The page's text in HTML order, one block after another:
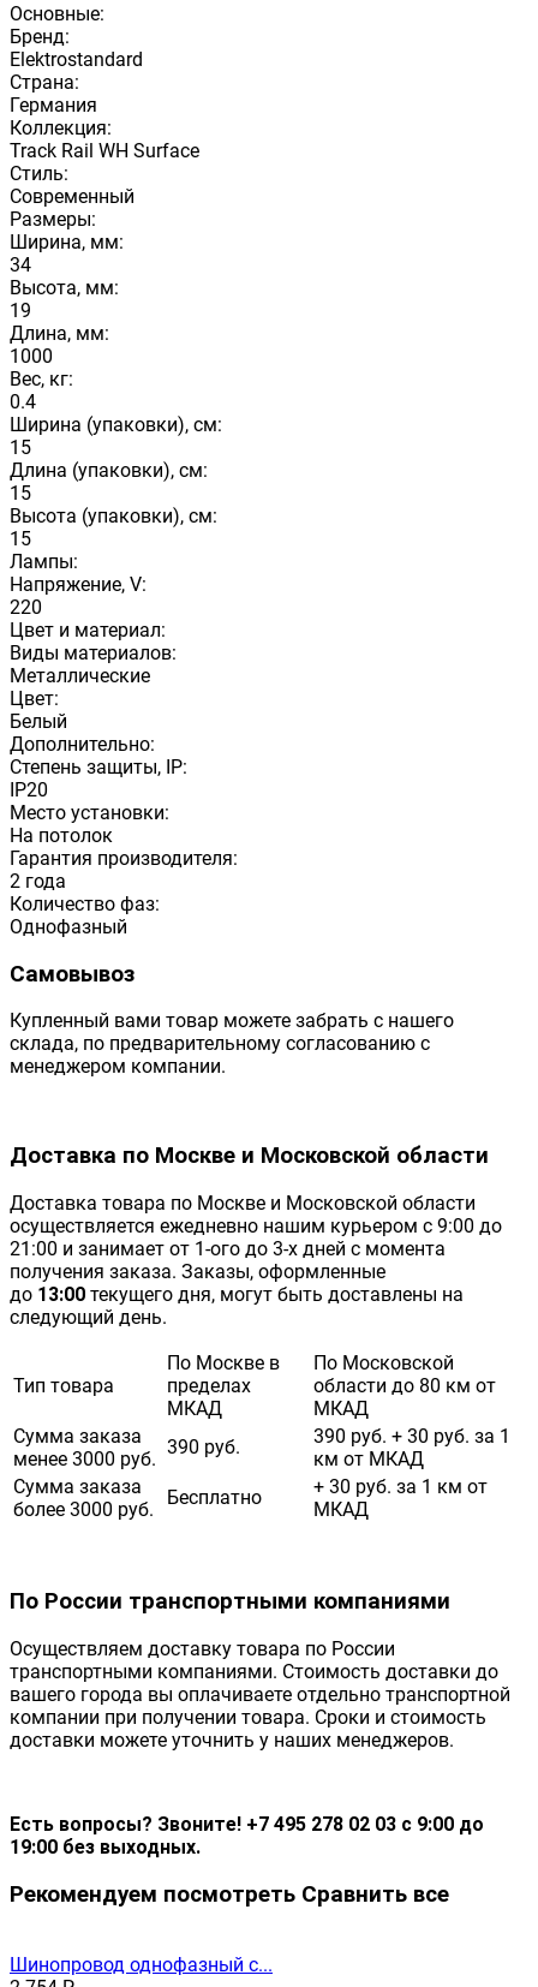
Основные:
Бренд:
Elektrostandard
Страна:
Германия
Коллекция:
Track Rail WH Surface
Стиль:
Современный
Размеры:
Ширина, мм:
34
Высота, мм:
19
Длина, мм:
1000
Вес, кг:
0.4
Ширина (упаковки), см:
15
Длина (упаковки), см:
15
Высота (упаковки), см:
15
Лампы:
Напряжение, V:
220
Цвет и материал:
Виды материалов:
Металлические
Цвет:
Белый
Дополнительно:
Степень защиты, IP:
IP20
Место установки:
На потолок
Гарантия производителя:
2 года
Количество фаз:
Однофазный
Самовывоз
Купленный вами товар можете забрать с нашего
склада, по предварительному согласованию с
менеджером компании.
Доставка по Москве и Московской области
Доставка товара по Москве и Московской области
осуществляется ежедневно нашим курьером с 9:00 до
21:00 и занимает от 1-ого до 3-х дней с момента
получения заказа. Заказы, оформленные
до 13:00 текущего дня, могут быть доставлены на
следующий день.
Тип товара
По Москве в
пределах
МКАД
По Московской
области до 80 км от
МКАД
Сумма заказа
менее 3000 руб.
390 руб.
390 руб. + 30 руб. за 1
км от МКАД
Сумма заказа
более 3000 руб.
Бесплатно
+ 30 руб. за 1 км от
МКАД
По России транспортными компаниями
Осуществляем доставку товара по России
транспортными компаниями. Стоимость доставки до
вашего города вы оплачиваете отдельно транспортной
компании при получении товара. Сроки и стоимость
доставки можете уточнить у наших менеджеров.
Есть вопросы? Звоните! +7 495 278 02 03 с 9:00 до
19:00 без выходных.
Рекомендуем посмотреть Сравнить все
Шинопровод однофазный с...